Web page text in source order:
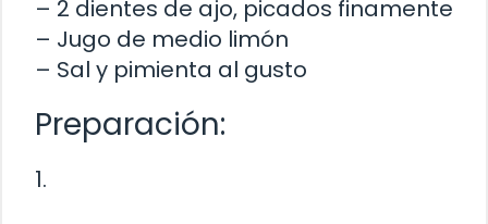
– 2 dientes de ajo, picados finamente
– Jugo de medio limón
– Sal y pimienta al gusto
Preparación:
1.